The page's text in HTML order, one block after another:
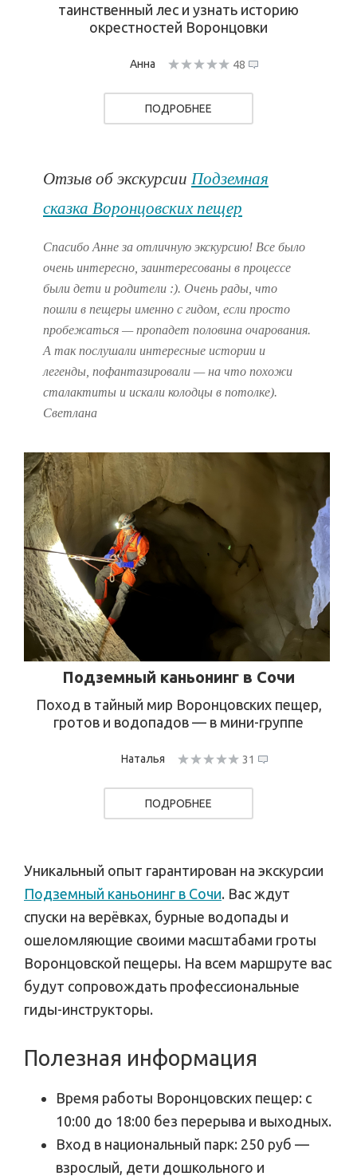
таинственный лес и узнать историю
окрестностей Воронцовки
Анна 48
ПОДРОБНЕЕ
Отзыв об экскурсии Подземная
сказка Воронцовских пещер
Спасибо Анне за отличную экскурсию! Все было
очень интересно, заинтересованы в процессе
были дети и родители :). Очень рады, что
пошли в пещеры именно с гидом, если просто
пробежаться — пропадет половина очарования.
А так послушали интересные истории и
легенды, пофантазировали — на что похожи
сталактиты и искали колодцы в потолке).
Светлана
Подземный каньонинг в Сочи
Поход в тайный мир Воронцовских пещер,
гротов и водопадов — в мини-группе
Наталья 31
ПОДРОБНЕЕ
Уникальный опыт гарантирован на экскурсии
Подземный каньонинг в Сочи. Вас ждут
спуски на верёвках, бурные водопады и
ошеломляющие своими масштабами гроты
Воронцовской пещеры. На всем маршруте вас
будут сопровождать профессиональные
гиды-инструкторы.
Полезная информация
Время работы Воронцовских пещер: с
10:00 до 18:00 без перерыва и выходных.
Вход в национальный парк: 250 руб —
взрослый, дети дошкольного и